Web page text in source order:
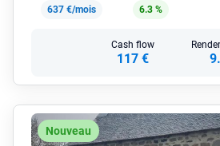
637 €/mois
6.3 %
Cash flow
117 €
Nouveau